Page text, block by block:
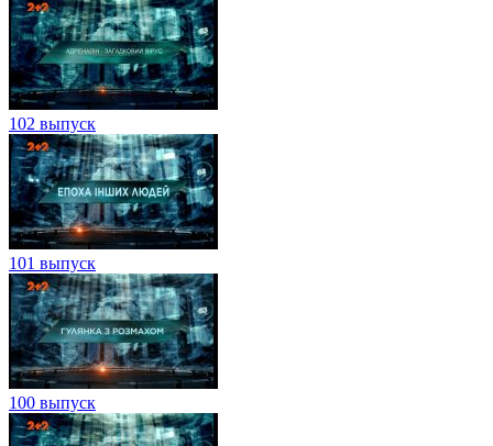
102 выпуск
101 выпуск
100 выпуск